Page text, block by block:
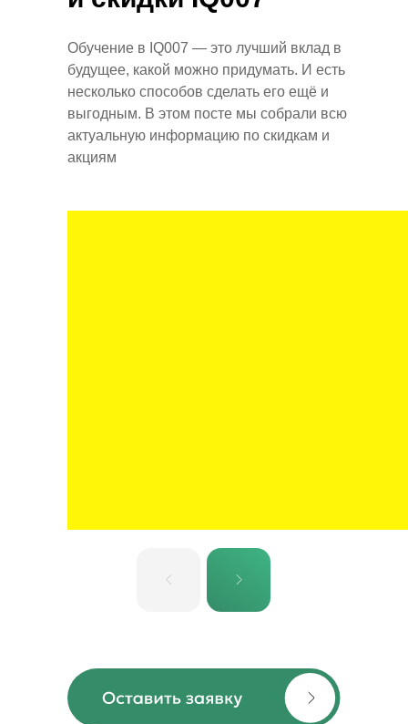
Обучение в IQ007 — это лучший вклад в
будущее, какой можно придумать. И есть
несколько способов сделать его ещё и
выгодным. В этом посте мы собрали всю
актуальную информацию по скидкам и
акциям